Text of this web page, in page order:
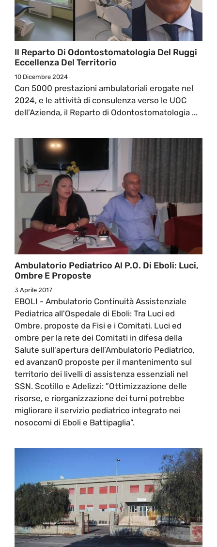
Il Reparto Di Odontostomatologia Del Ruggi
Eccellenza Del Territorio
10 Dicembre 2024
Con 5000 prestazioni ambulatoriali erogate nel
2024, e le attività di consulenza verso le UOC
dell’Azienda, il Reparto di Odontostomatologia ...
Ambulatorio Pediatrico Al P.O. Di Eboli: Luci,
Ombre E Proposte
3 Aprile 2017
EBOLI - Ambulatorio Continuità Assistenziale
Pediatrica all'Ospedale di Eboli: Tra Luci ed
Ombre, proposte da Fisi e i Comitati. Luci ed
ombre per la rete dei Comitati in difesa della
Salute sull'apertura dell’Ambulatorio Pediatrico,
ed avanzan0 proposte per il mantenimento sul
territorio dei livelli di assistenza essenziali nel
SSN. Scotillo e Adelizzi: ”Ottimizzazione delle
risorse, e riorganizzazione dei turni potrebbe
migliorare il servizio pediatrico integrato nei
nosocomi di Eboli e Battipaglia”.